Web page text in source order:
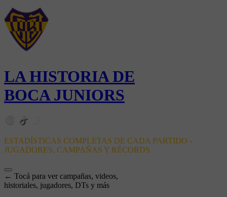
LA HISTORIA DE
BOCA JUNIORS
ESTADÍSTICAS COMPLETAS DE CADA PARTIDO -
JUGADORES, CAMPAÑAS Y RÉCORDS
← Tocá para ver campañas, videos,
historiales, jugadores, DTs y más